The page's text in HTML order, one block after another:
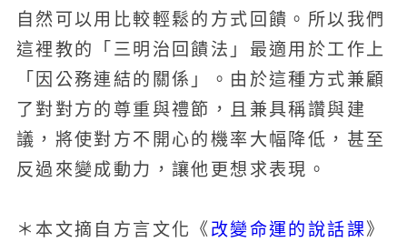
自然可以用比較輕鬆的方式回饋。所以我們
這裡教的「三明治回饋法」最適用於工作上
「因公務連結的關係」。由於這種方式兼顧
了對對方的尊重與禮節，且兼具稱讚與建
議，將使對方不開心的機率大幅降低，甚至
反過來變成動力，讓他更想求表現。
＊本文摘自方言文化《 改變命運的說話課》